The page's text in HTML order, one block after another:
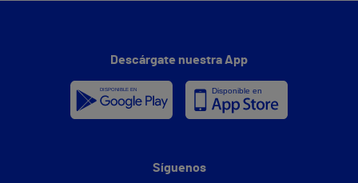
Descárgate nuestra App
Síguenos